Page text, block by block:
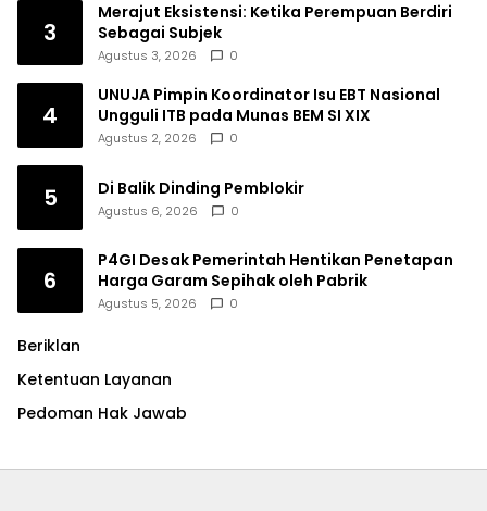
3
Merajut Eksistensi: Ketika Perempuan Berdiri
Sebagai Subjek
Agustus 3, 2026 0
4
UNUJA Pimpin Koordinator Isu EBT Nasional
Ungguli ITB pada Munas BEM SI XIX
Agustus 2, 2026 0
5 Di Balik Dinding Pemblokir
Agustus 6, 2026 0
6
P4GI Desak Pemerintah Hentikan Penetapan
Harga Garam Sepihak oleh Pabrik
Agustus 5, 2026 0
Beriklan
Ketentuan Layanan
Pedoman Hak Jawab